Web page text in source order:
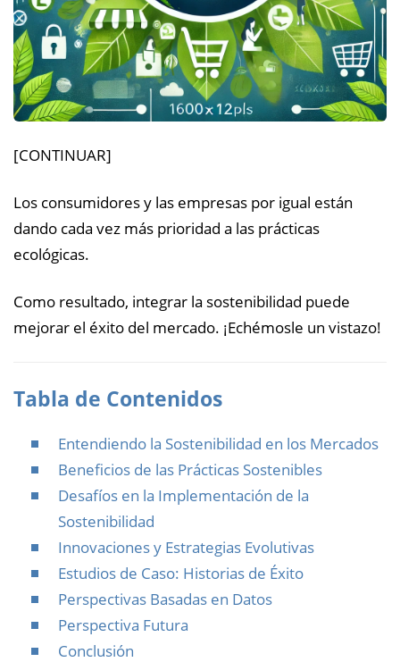
[CONTINUAR]
Los consumidores y las empresas por igual están
dando cada vez más prioridad a las prácticas
ecológicas.
Como resultado, integrar la sostenibilidad puede
mejorar el éxito del mercado. ¡Echémosle un vistazo!
Tabla de Contenidos
Entendiendo la Sostenibilidad en los Mercados
Beneficios de las Prácticas Sostenibles
Desafíos en la Implementación de la
Sostenibilidad
Innovaciones y Estrategias Evolutivas
Estudios de Caso: Historias de Éxito
Perspectivas Basadas en Datos
Perspectiva Futura
Conclusión